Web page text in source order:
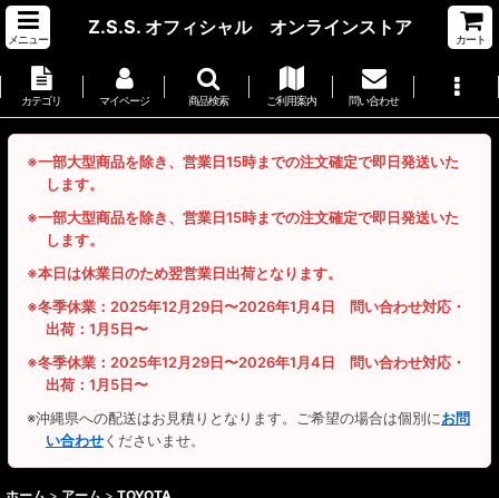
メニュー
Z.S.S. オフィシャル オンラインストア
カート
カテゴリ マイページ 商品検索 ご利用案内 問い合わせ
※一部大型商品を除き、営業日15時までの注文確定で即日発送いた
します。
※一部大型商品を除き、営業日15時までの注文確定で即日発送いた
します。
※本日は休業日のため翌営業日出荷となります。
※冬季休業：2025年12月29日〜2026年1月4日 問い合わせ対応・
出荷：1月5日〜
※冬季休業：2025年12月29日〜2026年1月4日 問い合わせ対応・
出荷：1月5日〜
※沖縄県への配送はお見積りとなります。ご希望の場合は個別にお問
い合わせくださいませ。